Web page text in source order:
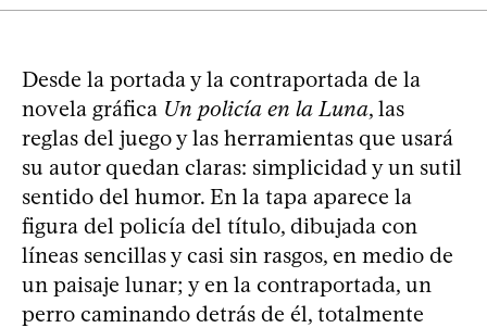
Desde la portada y la contraportada de la
novela gráfica Un policía en la Luna, las
reglas del juego y las herramientas que usará
su autor quedan claras: simplicidad y un sutil
sentido del humor. En la tapa aparece la
figura del policía del título, dibujada con
líneas sencillas y casi sin rasgos, en medio de
un paisaje lunar; y en la contraportada, un
perro caminando detrás de él, totalmente